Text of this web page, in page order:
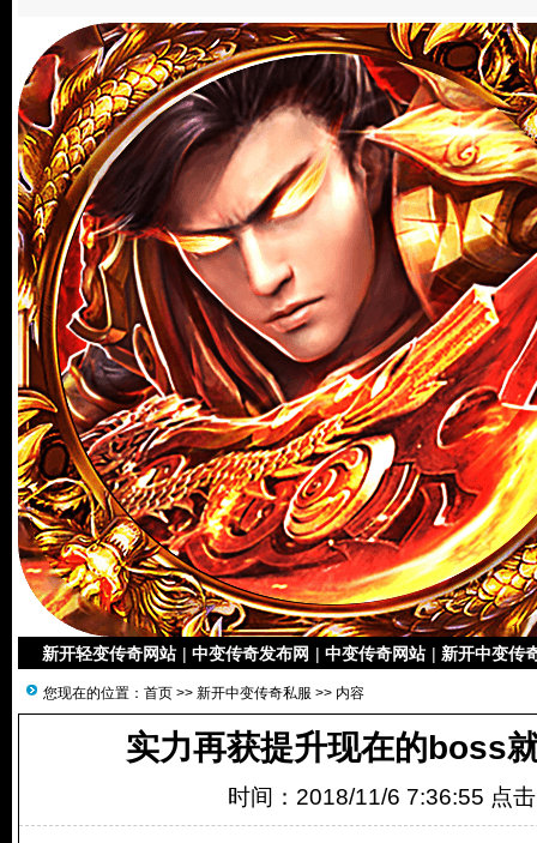
新开轻变传奇网站 | 中变传奇发布网 | 中变传奇网站 | 新开中变传
您现在的位置： 首页 >> 新开中变传奇私服 >> 内容
实力再获提升现在的boss
时间：2018/11/6 7:36:55 点